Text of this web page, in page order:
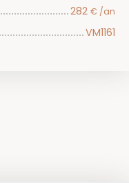
282 € /an
VM1161